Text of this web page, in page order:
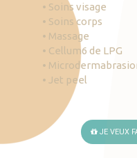
• Soins visage
• Soins corps
• Massage
• Cellum6 de LPG
•
• Jet peel
JE VEUX